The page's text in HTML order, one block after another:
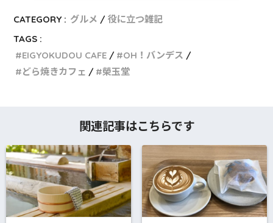
CATEGORY : グルメ
役に立つ雑記
TAGS :
EIGYOKUDOU CAFE
OH！バンデス
どら焼きカフェ
榮玉堂
関連記事はこちらです